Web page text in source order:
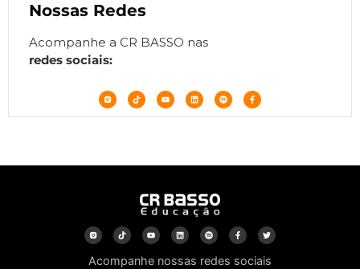
Nossas Redes
Acompanhe a CR BASSO nas
redes sociais:
Acompanhe nossas redes sociais